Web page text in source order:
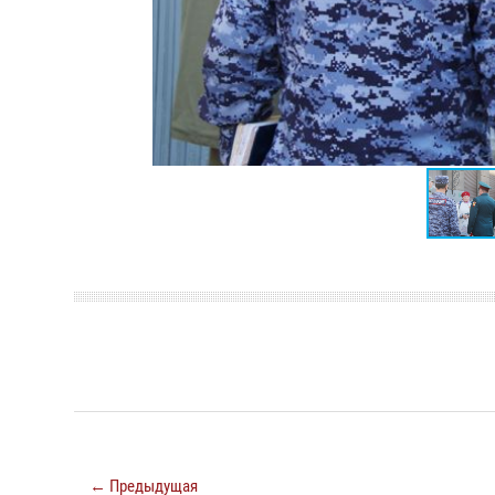
← Предыдущая